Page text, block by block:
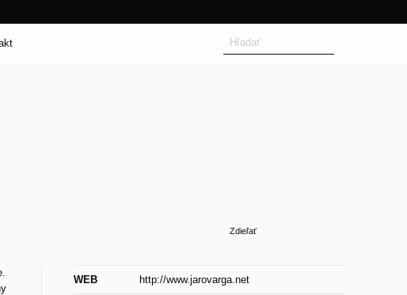
for:
Zdieľať
WEB http://www.jarovarga.net